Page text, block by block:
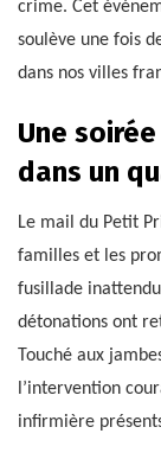
crime. Cet
soulève une fois
dans nos villes
Une
dans un
Le mail du Petit
familles et les
fusillade
détonations ont
Touché aux
l’intervention
infirmière